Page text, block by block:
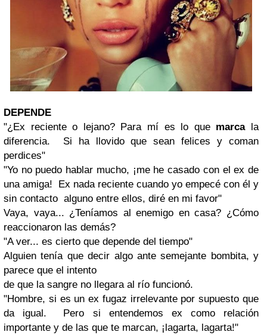
DEPENDE
"¿Ex reciente o lejano? Para mí es lo que marcala
diferencia. Si ha llovido que sean felices y coman
perdices"
"Yo no puedo hablar mucho, ¡me he casado con el ex de
una amiga! Ex nada reciente cuando yo empecé con él y
sin contacto alguno entre ellos, diré en mi favor"
Vaya, vaya... ¿Teníamos al enemigo en casa? ¿Cómo
reaccionaron las demás?
"A ver... es cierto que depende del tiempo"
Alguien tenía que decir algo ante semejante bombita, y
parece que el intento
de que la sangre no llegara al río funcionó.
"Hombre, si es un ex fugaz irrelevante por supuesto que
da igual. Pero si entendemos ex como relación
importante y de las que te marcan, ¡lagarta, lagarta!"